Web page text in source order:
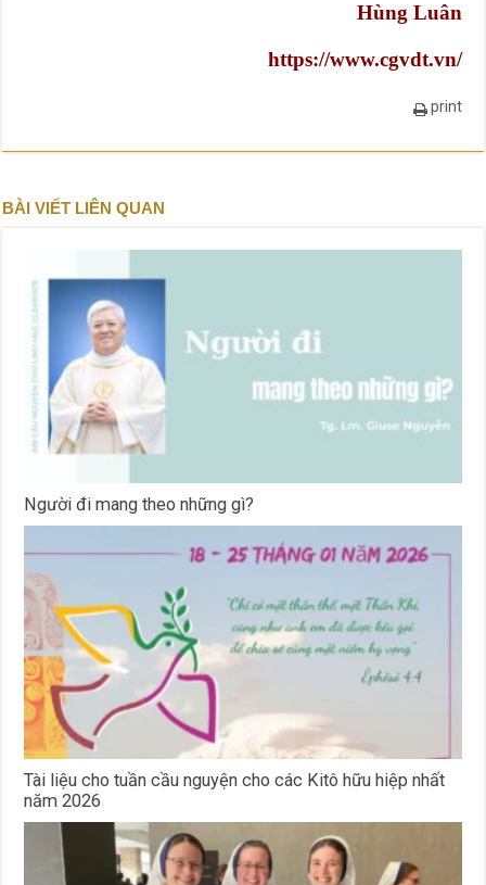
Hùng Luân
https://www.cgvdt.vn/
print
BÀI VIẾT LIÊN QUAN
Người đi mang theo những gì?
Tài liệu cho tuần cầu nguyện cho các Kitô hữu hiệp nhất
năm 2026